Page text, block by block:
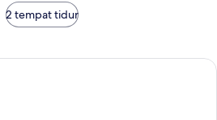
2 tempat tidur
Tirai kedap cahaya, Wi-Fi gratis, dan